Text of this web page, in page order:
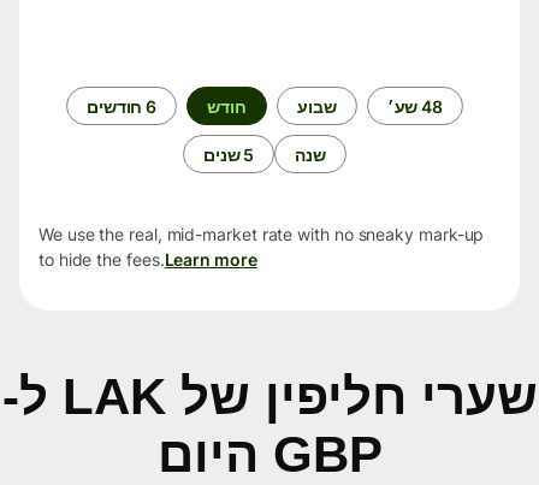
48 שע׳ שבוע חודש 6 חודשים
שנה 5 שנים
We use the real, mid-market rate with no sneaky mark-up
to hide the fees.Learn more
שערי חליפין של LAK ל-
GBP היום